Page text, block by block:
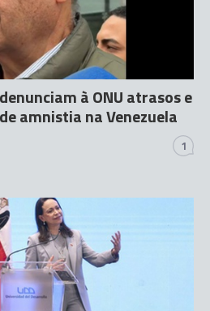
à ONU atrasos e
amnistia na Venezuela
1